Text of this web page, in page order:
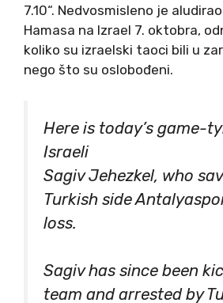
7.10“. Nedvosmisleno je
Hamasa na Izrael 7. oktobra,
koliko su izraelski taoci bili u
nego što su oslobođeni.
Here is today’s game-
Israeli
Sagiv Jehezkel, who
Turkish side
loss.
Sagiv has since been
team and arrested by